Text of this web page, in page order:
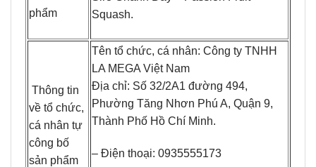
phẩm
Squash.
Thông tin
về tổ chức,
cá nhân tự
công bố
sản phẩm
Tên tổ chức, cá nhân: Công ty TNHH
LA MEGA Việt Nam
Địa chỉ: Số 32/2A1 đường 494,
Phường Tăng Nhơn Phú A, Quận 9,
Thành Phố Hồ Chí Minh.
– Điện thoại: 0935555173